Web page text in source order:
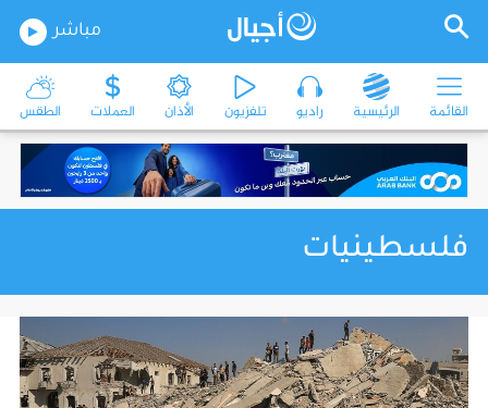
مباشر
القائمة الرئيسية راديو تلفزيون الأذان العملات الطقس
فلسطينيات